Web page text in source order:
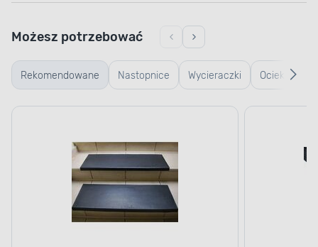
Rekomendowane Nastopnice Wycieraczki
typu
Ociekacze
na buty
Możesz potrzebować